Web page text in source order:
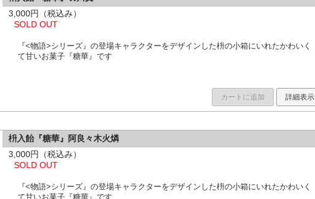
3,000円（税込み）
SOLD OUT
『<物語>シリーズ』の登場キャラクターをデザインした枡の小箱にいれたかわいく
て甘いお菓子『糖華』です
カートに追加 詳細表示
枡入飴『糖華』阿良々木火燐
3,000円（税込み）
SOLD OUT
『<物語>シリーズ』の登場キャラクターをデザインした枡の小箱にいれたかわいく
て甘いお菓子『糖華』です